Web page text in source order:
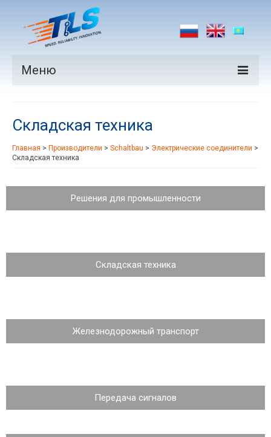
Меню
Производители
Рынки
Контакты
Складская техника
Главная > Производители > Schaltbau > Электрические соединители >
Складская техника
Решения для промышленности
Складская техника
Железнодорожный транспорт
Передача сигналов